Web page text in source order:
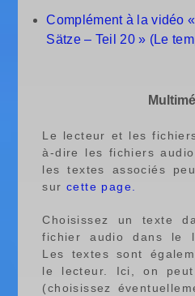
Complément à la vidéo
Sätze – Teil 20 » (Le
Le lecteur et les
à-dire les fichiers
les textes associés
surcette page.
Choisissez un texte
fichier audio dans le
Les textes sont
le lecteur. Ici, on
(choisissez